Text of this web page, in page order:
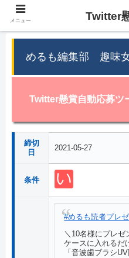
めるも編集部 趣味
Twitter懸賞自動応募ツ
締切
日
2021-05-27
条件
#めるも読者プレ
＼10名様にプレ
ケースに入れるだ
「音波歯ブラシ
メニュー Twitter